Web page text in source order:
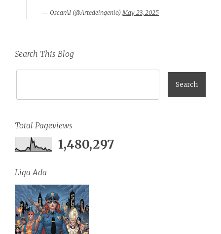
— OscarAI (@Artedeingenio) May 23, 2025
Search This Blog
Total Pageviews
1,480,297
Liga Ada